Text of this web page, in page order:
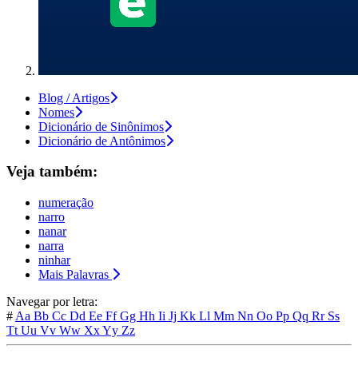
Blog / Artigos
Nomes
Dicionário de Sinônimos
Dicionário de Antônimos
Veja também:
numeração
narro
nanar
narra
ninhar
Mais Palavras
Navegar por letra:
# Aa Bb Cc Dd Ee FfGg Hh Ii Jj Kk Ll Mm Nn Oo Pp Qq Rr Ss
Tt Uu Vv Ww XxYy Zz